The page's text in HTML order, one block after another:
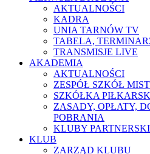
AKTUALNOŚCI
KADRA
UNIA TARNÓW TV
TABELA,
TRANSMISJE LIVE
AKADEMIA
AKTUALNOŚCI
ZESPÓŁ SZKÓŁ
SZKÓŁKA
ZASADY, OPŁATY,
POBRANIA
KLUBY
KLUB
ZARZĄD KLUBU